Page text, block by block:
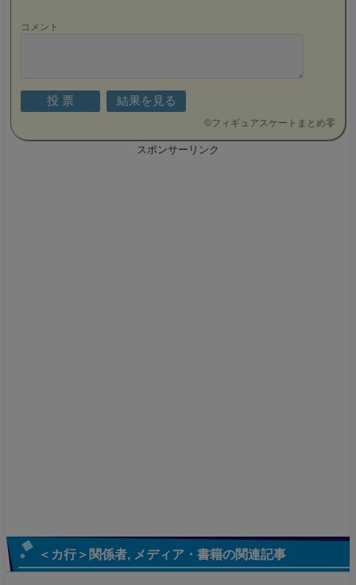
コメント
©フィギュアスケートまとめ零
スポンサーリンク
＜カ行＞関係者 メディア・書籍の関連記事